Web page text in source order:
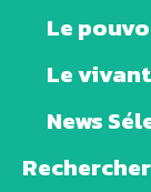
Le
Le
News
Rechercher